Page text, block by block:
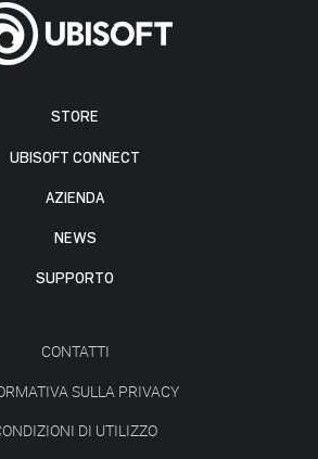
STORE
UBISOFT CONNECT
AZIENDA
NEWS
SUPPORTO
CONTATTI
SULLA PRIVACY
DI UTILIZZO